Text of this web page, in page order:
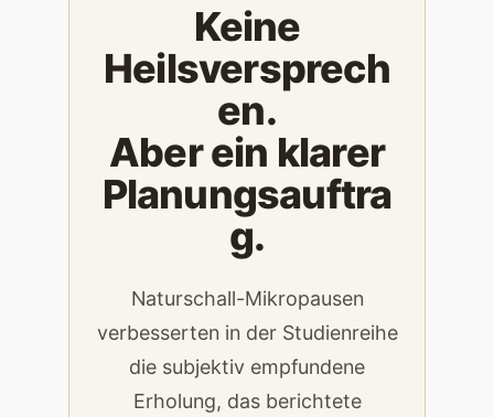
Keine
Heilsversprech
en.
Aber ein klarer
Planungsauftra
g.
Naturschall-Mikropausen
verbesserten in der Studienreihe
die subjektiv empfundene
Erholung, das berichtete